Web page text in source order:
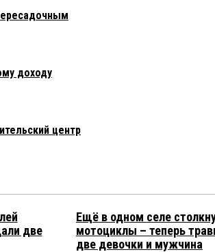
доходу
центр
две
Ещё в одном селе
мотоциклы – теперь
две девочки и мужчина